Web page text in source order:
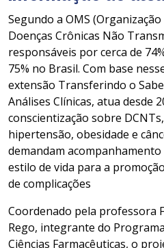
Segundo a OMS
Doenças Crônicas Não
responsáveis por cerca de
75% no Brasil. Com base
extensão Transferindo o
Análises Clínicas, atua desde
conscientização sobre
hipertensão, obesidade e
demandam
estilo de vida para a
de complicações
Coordenado pela professora
Rego, integrante do
Ciências Farmacêuticas, o